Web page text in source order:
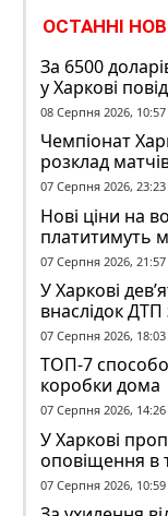
ОСТАННІ
За 6500
у Харкові
ексзавідувачу
08 Серпня 2026, 10:57
Чемпіонат
розклад
07 Серпня 2026, 23:23
Нові ціни на
платитимуть
07 Серпня 2026, 21:57
У Харкові
внаслідок
07 Серпня 2026, 18:03
ТОП-7
коробки дома
07 Серпня 2026, 14:26
У Харкові
оповіщення в
07 Серпня 2026, 10:59